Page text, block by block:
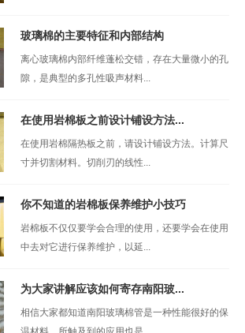
玻璃棉的主要特征和内部结构
离心玻璃棉内部纤维蓬松交错，存在大量微小的孔
隙，是典型的多孔性吸声材料...
在使用岩棉板之前设计铺设方法...
在使用岩棉隔热板之前，请设计铺设方法。计算尺
寸并切割材料。切削刃的线性...
你不知道的岩棉板保养维护小技巧
岩棉板不仅仅要学会合理的使用，还要学会在使用
中去对它进行保养维护，以延...
为大家讲解应该如何寄存南阳玻...
相信大家都知道南阳玻璃棉管是一种性能很好的保